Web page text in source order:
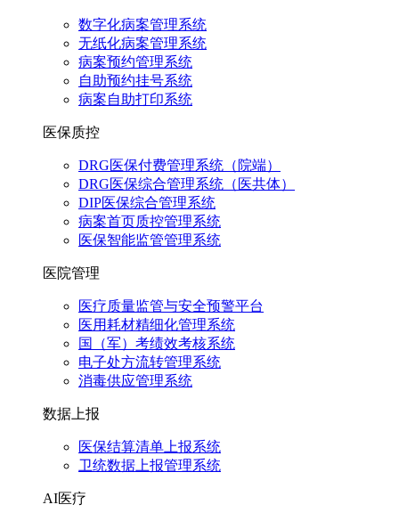
数字化病案管理系统
无纸化病案管理系统
病案预约管理系统
自助预约挂号系统
病案自助打印系统
医保质控
DRG医保付费管理系统（院端）
DRG医保综合管理系统（医共体）
DIP医保综合管理系统
病案首页质控管理系统
医保智能监管管理系统
医院管理
医疗质量监管与安全预警平台
医用耗材精细化管理系统
国（军）考绩效考核系统
电子处方流转管理系统
消毒供应管理系统
数据上报
医保结算清单上报系统
卫统数据上报管理系统
AI医疗